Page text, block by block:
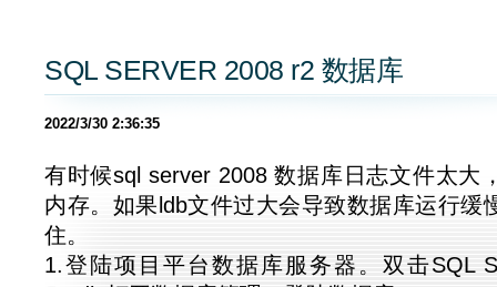
SQL SERVER 2008 r2 数据库
2022/3/30 2:36:35
有时候sql server 2008 数据库日志文件太大
内存。如果ldb文件过大会导致数据库运行缓
住。
1.登陆项目平台数据库服务器。双击SQL